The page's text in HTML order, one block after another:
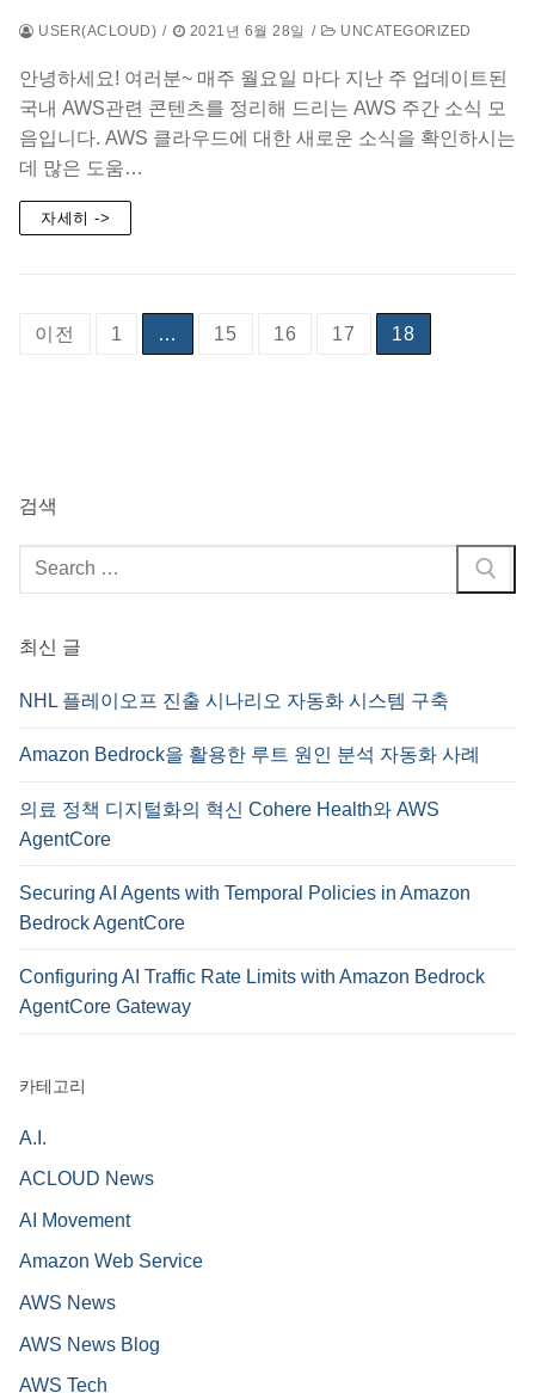
USER(ACLOUD) / 2021년 6월 28일 / UNCATEGORIZED
안녕하세요! 여러분~ 매주 월요일 마다 지난 주 업데이트된
국내 AWS관련 콘텐츠를 정리해 드리는 AWS 주간 소식 모
음입니다. AWS 클라우드에 대한 새로운 소식을 확인하시는
데 많은 도움…
자세히 ->
글
매
김
이전 1 … 15 16 17 18
검색
검
색
최신 글
NHL 플레이오프 진출 시나리오 자동화 시스템 구축
Amazon Bedrock을 활용한 루트 원인 분석 자동화 사례
의료 정책 디지털화의 혁신 Cohere Health와 AWS
AgentCore
Securing AI Agents with Temporal Policies in Amazon
Bedrock AgentCore
Configuring AI Traffic Rate Limits with Amazon Bedrock
AgentCore Gateway
카테고리
A.I.
ACLOUD News
AI Movement
Amazon Web Service
AWS News
AWS News Blog
AWS Tech